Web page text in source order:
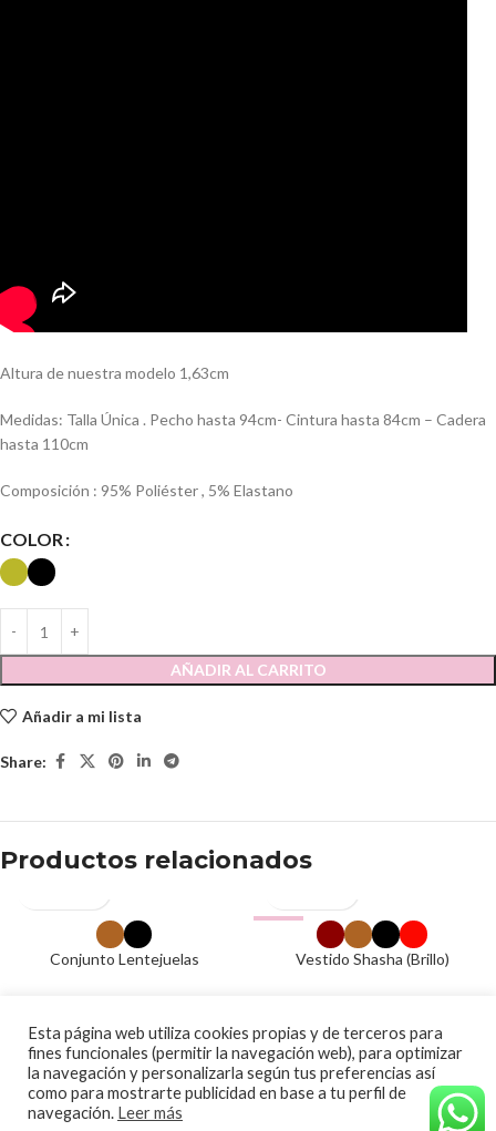
Altura de nuestra modelo 1,63cm
Medidas: Talla Única . Pecho hasta 94cm- Cintura hasta 84cm – Cadera
hasta 110cm
Composición : 95% Poliéster , 5% Elastano
COLOR
AÑADIR AL CARRITO
Añadir a mi lista
Share:
Productos relacionados
Conjunto Lentejuelas
AGOTADO
Vestido Shasha (Brillo)
© 2020 Papalagi Torremolinos. Todos los derechos reservados
Esta página web utiliza cookies propias y de terceros para
fines funcionales (permitir la navegación web), para optimizar
la navegación y personalizarla según tus preferencias así
como para mostrarte publicidad en base a tu perfil de
navegación. Leer más